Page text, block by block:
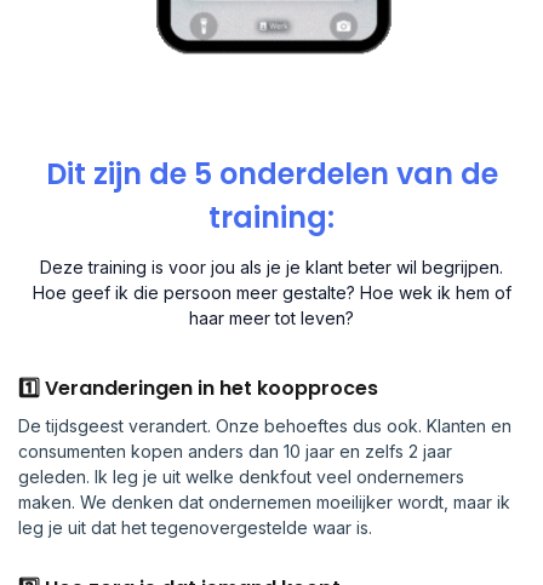
Dit zijn de 5 onderdelen van de
training:
Deze training is voor jou als je je klant beter wil begrijpen.
Hoe geef ik die persoon meer gestalte? Hoe wek ik hem of
haar meer tot leven?
1️⃣ Veranderingen in het koopproces
De tijdsgeest verandert. Onze behoeftes dus ook. Klanten en
consumenten kopen anders dan 10 jaar en zelfs 2 jaar
geleden. Ik leg je uit welke denkfout veel ondernemers
maken. We denken dat ondernemen moeilijker wordt, maar ik
leg je uit dat het tegenovergestelde waar is.